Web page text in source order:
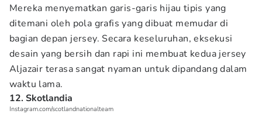
Mereka menyematkan garis-garis hijau tipis yang
ditemani oleh pola grafis yang dibuat memudar di
bagian depan jersey. Secara keseluruhan, eksekusi
desain yang bersih dan rapi ini membuat kedua jersey
Aljazair terasa sangat nyaman untuk dipandang dalam
waktu lama.
12. Skotlandia
Instagram.com/scotlandnationalteam